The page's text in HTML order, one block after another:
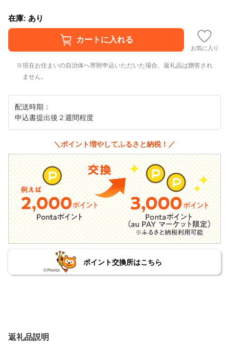
在庫: あり
お気に入り
現在お住まいの自治体へ寄附申込いただいた場合、返礼品は贈答され
ません。
配送時期：
申込書提出後２週間程度
＼ポイント増やしてふるさと納税！／
ポイント交換所はこちら
返礼品説明